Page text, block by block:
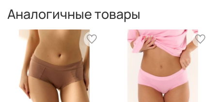
Аналогичные товары